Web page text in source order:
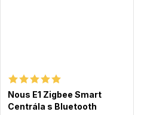
Nous E1 Zigbee Smart
Centrála s Bluetooth